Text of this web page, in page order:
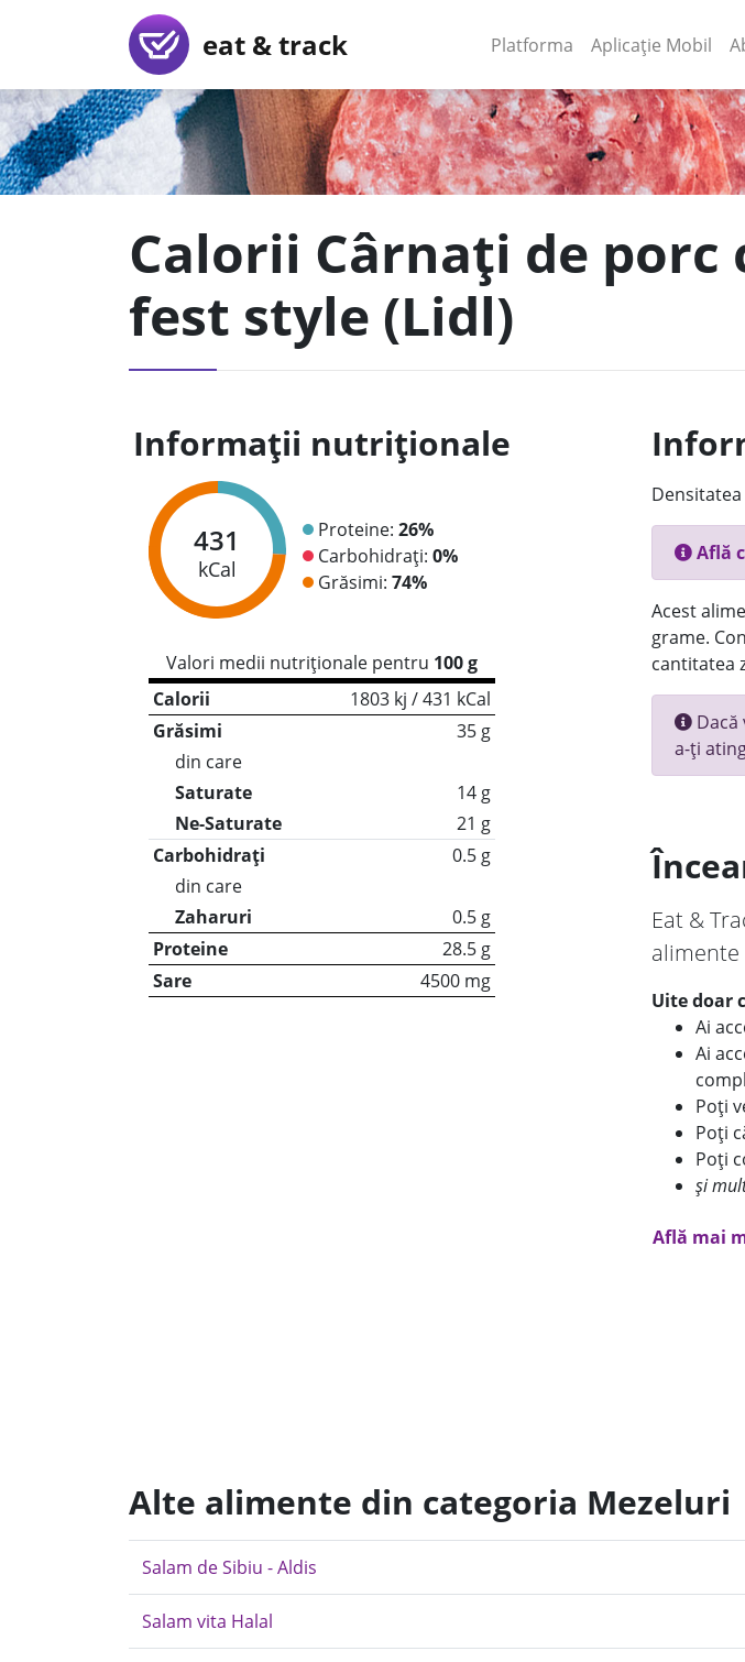
eat & track Platforma (current)
Aplicație Mobil
Calorii Cârnați de
fest style (Lidl)
Informații nutriționale
431
kCal
Proteine: 26%
Carbohidrați: 0%
Grăsimi: 74%
Valori medii nutriționale pentru 100 g
Calorii
1803 kj / 431 kCal
Grăsimi
35 g
din care
Saturate
14 g
Ne-Saturate
21 g
Carbohidrați
0.5 g
din care
Zaharuri
0.5 g
Proteine
28.5 g
Sare
4500 mg
Află
Acest
grame.
cantitatea
a-ți
Eat &
alimente
Uite doar
Ai
Ai
Poți
Poți
Poți
și
Află mai
Alte alimente din categoria Mezeluri
Salam de Sibiu - Aldis
Salam vita Halal